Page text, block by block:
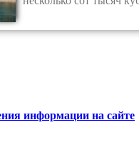
информации на сайте